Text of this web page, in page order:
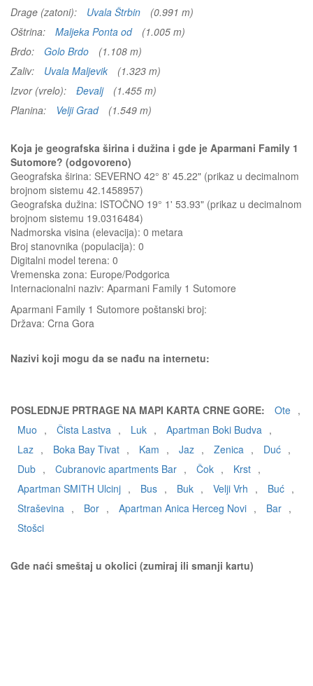
Drage (zatoni):
Uvala Štrbin
(0.991 m)
Oštrina:
Maljeka Ponta od
(1.005 m)
Brdo:
Golo Brdo
(1.108 m)
Zaliv:
Uvala Maljevik
(1.323 m)
Izvor (vrelo):
Đevalj
(1.455 m)
Planina:
Velji Grad (1.549 m)
Koja je geografska širina i dužina i gde je Aparmani Family 1
Sutomore? (odgovoreno)
Geografska širina: SEVERNO 42° 8' 45.22" (prikaz u decimalnom
brojnom sistemu 42.1458957)
Geografska dužina: ISTOČNO 19° 1' 53.93" (prikaz u decimalnom
brojnom sistemu 19.0316484)
Nadmorska visina (elevacija): 0 metara
Broj stanovnika (populacija): 0
Digitalni model terena: 0
Vremenska zona: Europe/Podgorica
Internacionalni naziv: Aparmani Family 1 Sutomore
Aparmani Family 1 Sutomore poštanski broj:
Država: Crna Gora
Nazivi koji mogu da se nađu na internetu:
POSLEDNJE PRTRAGE NA MAPI KARTA CRNE GORE: Ote ,
Muo , Čista Lastva , Luk , Apartman Boki Budva ,
Laz , Boka Bay Tivat , Kam , Jaz , Zenica , Duć ,
Dub , Cubranovic apartments Bar , Čok , Krst ,
Apartman SMITH Ulcinj , Bus , Buk , Velji Vrh , Buć ,
Straševina , Bor , Apartman Anica Herceg Novi , Bar ,
Stošci
Gde naći smeštaj u okolici (zumiraj ili smanji kartu)